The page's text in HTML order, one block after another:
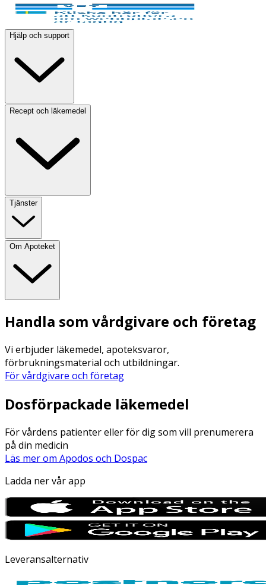
Hjälp och support
Recept och läkemedel
Tjänster
Om Apoteket
Handla som vårdgivare och företag
Vi erbjuder läkemedel, apoteksvaror,
förbrukningsmaterial och utbildningar.
För vårdgivare och företag
Dosförpackade läkemedel
För vårdens patienter eller för dig som vill prenumerera
på din medicin
Läs mer om Apodos och Dospac
Ladda ner vår app
Leveransalternativ